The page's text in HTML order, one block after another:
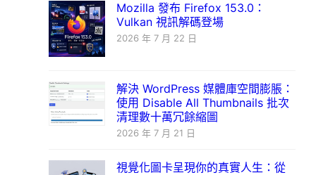
Mozilla 發布 Firefox 153.0：
Vulkan 視訊解碼登場
2026 年 7 月 22 日
解決 WordPress 媒體庫空間膨脹：
使用 Disable All Thumbnails 批次
清理數十萬冗餘縮圖
2026 年 7 月 21 日
視覺化圖卡呈現你的真實人生：從